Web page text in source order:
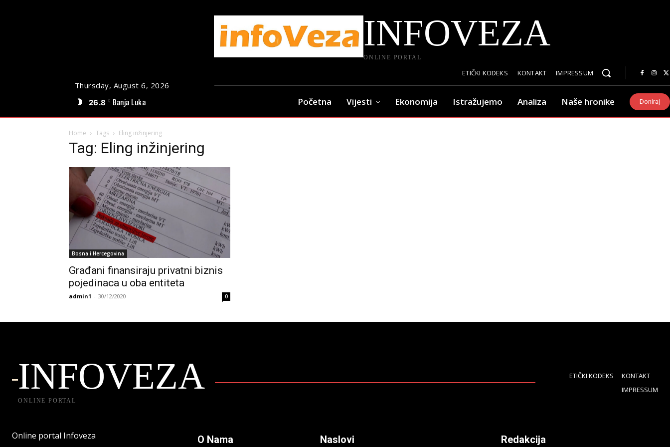
Thursday, August 6, 2026
26.8 C Banja Luka
INFOVEZA
ONLINE PORTAL
ETIČKI KODEKS KONTAKT IMPRESSUM
Početna Vijesti Ekonomija Istražujemo Analiza Naše hronike Doniraj
Home Tags Eling inžinjering
Tag: Eling inžinjering
Bosna i Hercegovina
Građani finansiraju privatni biznis
pojedinaca u oba entiteta
admin1 - 30/12/2020 0
INFOVEZA
ONLINE PORTAL
ETIČKI KODEKS
KONTAKT
IMPRESSUM
Online portal Infoveza O Nama Naslovi Redakcija